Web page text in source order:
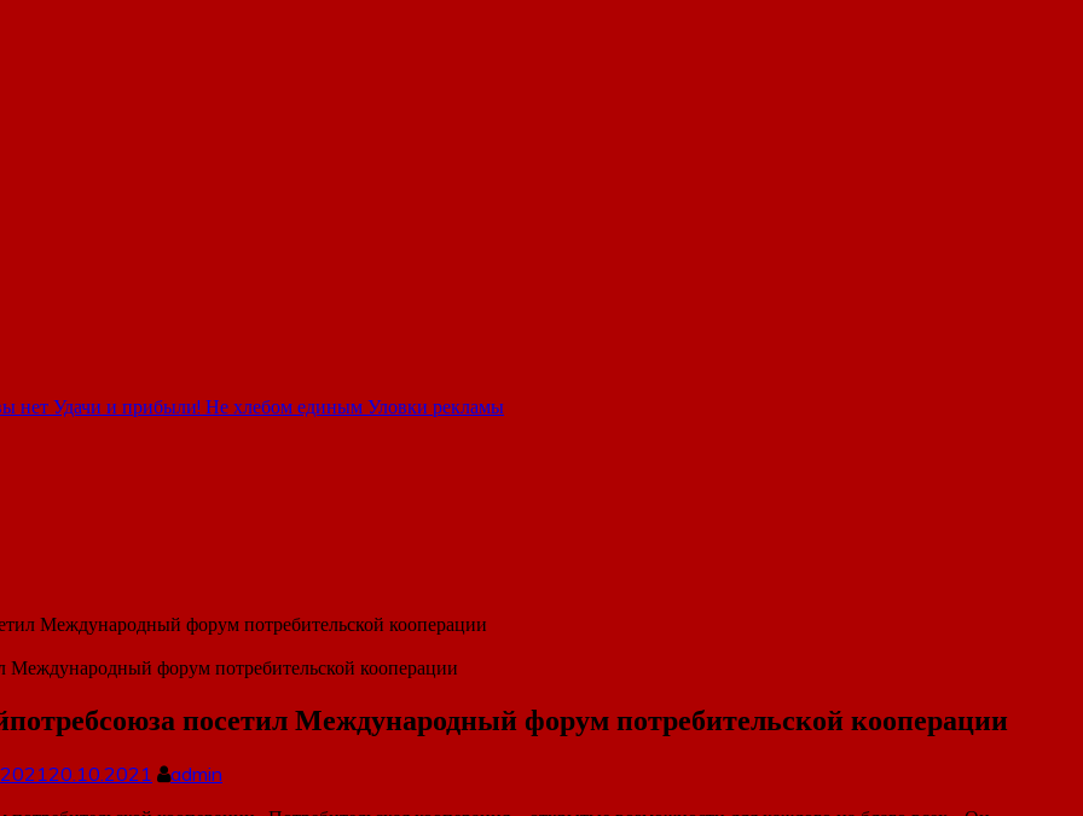
нетУдачи и прибыли! Не хлебом единым Уловки рекламы
Международный форум потребительской кооперации
посетил Международный форум потребительской кооперации
20.10.2021
admin